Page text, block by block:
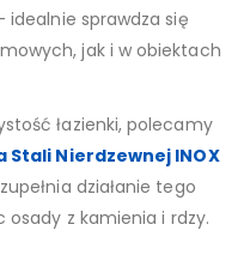
sprawdza się
jak i w obiektach
łazienki, polecamy
Stali Nierdzewnej INOX
działanie tego
z kamienia i rdzy.